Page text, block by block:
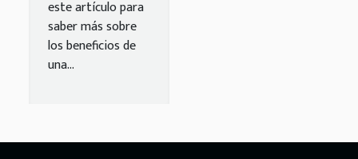
este artículo para
saber más sobre
los beneficios de
una...